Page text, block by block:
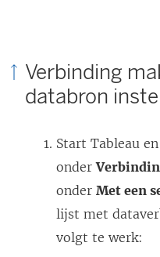
Verbinding
databron
Start Tableau
onder
onder Met een
lijst met
volgt te werk: